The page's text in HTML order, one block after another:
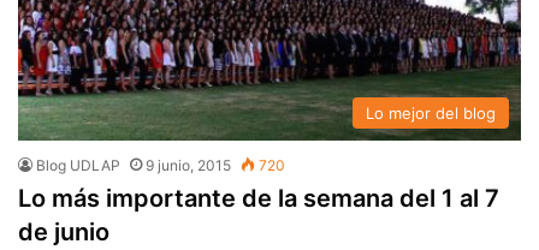
Lo mejor del blog
Blog UDLAP 9 junio, 2015 720
Lo más importante de la semana del 1 al 7
de junio